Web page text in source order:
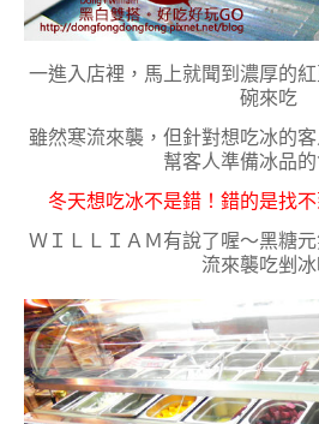
一進入店裡，馬上就聞到濃厚的
碗來吃
雖然寒流來襲，但針對想吃冰的
幫客人準備冰品
冬天想吃冰不是錯！錯的是找
ＷＩＬＬＩＡＭ有說了喔～黑糖
流來襲吃剉